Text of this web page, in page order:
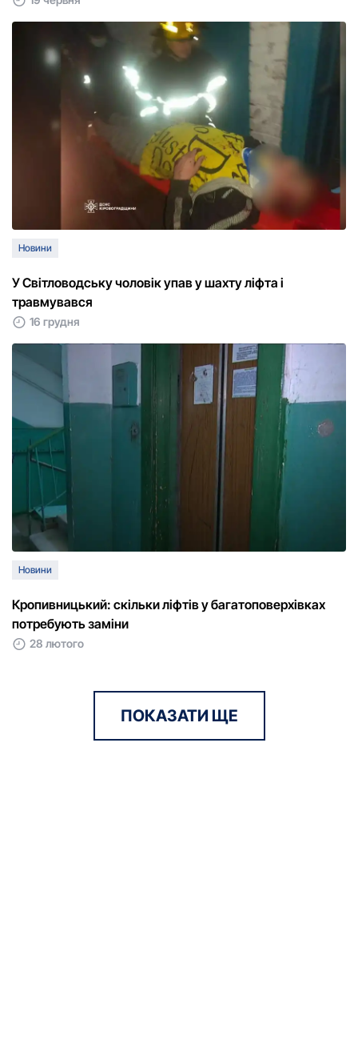
Новини
У Світловодську чоловік упав у шахту ліфта і
травмувався
16 грудня
Новини
Кропивницький: скільки ліфтів у багатоповерхівках
потребують заміни
28 лютого
ПОКАЗАТИ ЩЕ